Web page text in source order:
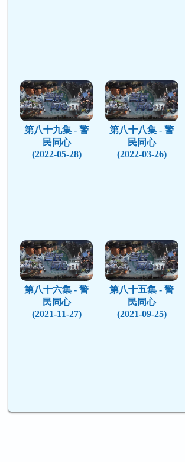
第八十九集 - 警
民同心
(2022-05-28)
第八十八集 - 警
民同心
(2022-03-26)
第八十六集 - 警
民同心
(2021-11-27)
第八十五集 - 警
民同心
(2021-09-25)